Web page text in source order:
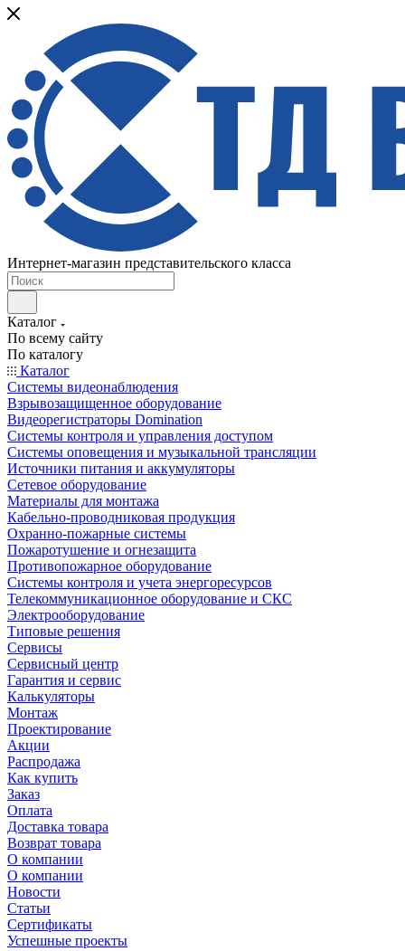
Интернет-магазин представительского класса
Каталог
По всему сайту
По каталогу
Каталог
Системы видеонаблюдения
Взрывозащищенное оборудование
Видеорегистраторы Domination
Системы контроля и управления доступом
Системы оповещения и музыкальной трансляции
Источники питания и аккумуляторы
Сетевое оборудование
Материалы для монтажа
Кабельно-проводниковая продукция
Охранно-пожарные системы
Пожаротушение и огнезащита
Противопожарное оборудование
Системы контроля и учета энергоресурсов
Телекоммуникационное оборудование и СКС
Электрооборудование
Типовые решения
Сервисы
Сервисный центр
Гарантия и сервис
Калькуляторы
Монтаж
Проектирование
Акции
Распродажа
Как купить
Заказ
Оплата
Доставка товара
Возврат товара
О компании
О компании
Новости
Статьи
Сертификаты
Успешные проекты